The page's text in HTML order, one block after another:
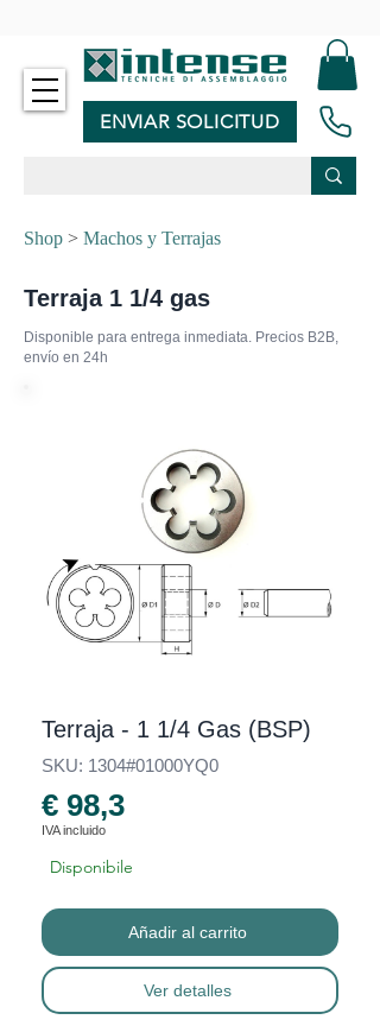
ENVIAR SOLICITUD
Shop > Machos y Terrajas
Terraja 1 1/4 gas
Disponible para entrega inmediata. Precios B2B,
envío en 24h
Terraja - 1 1/4 Gas (BSP)
SKU: 1304#01000YQ0
€ 98,3
IVA incluido
Disponibile
Añadir al carrito
Ver detalles